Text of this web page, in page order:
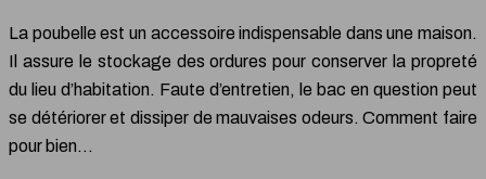
La poubelle est un accessoire indispensable dans une maison.
Il assure le stockage des ordures pour conserver la propreté
du lieu d’habitation. Faute d’entretien, le bac en question peut
se détériorer et dissiper de mauvaises odeurs. Comment faire
pour bien…